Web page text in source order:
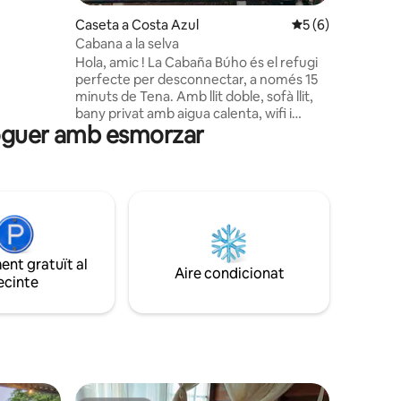
Caseta a Costa Azul 5 de puntuació
5 (6)
Cabana a la selva
Hola, amic ! La Cabaña Búho és el refugi
perfecte per desconnectar, a només 15
minuts de Tena. Amb llit doble, sofà llit,
bany privat amb aigua calenta, wifi i
terrassa amb una vista impressionant,
envoltat de natura 🌿 El restaurant de
espai). Ambient «com a casa» 🙂 Vine a
relaxar-te i gaudeix de l'aire fresc!
Cuida't, amic !
amb esmorzar
gratuït al
Aire condicionat